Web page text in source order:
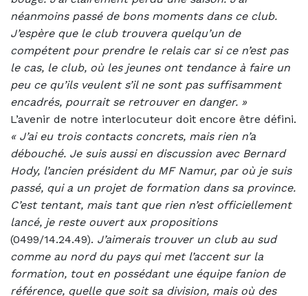
néanmoins passé de bons moments dans ce club.
J’espère que le club trouvera quelqu’un de
compétent pour prendre le relais car si ce n’est pas
le cas, le club, où les jeunes ont tendance à faire un
peu ce qu’ils veulent s’il ne sont pas suffisamment
encadrés, pourrait se retrouver en danger. »
L’avenir de notre interlocuteur doit encore être défini.
« J’ai eu trois contacts concrets, mais rien n’a
débouché. Je suis aussi en discussion avec Bernard
Hody, l’ancien président du MF Namur, par où je suis
passé, qui a un projet de formation dans sa province.
C’est tentant, mais tant que rien n’est officiellement
lancé, je reste ouvert aux propositions
(0499/14.24.49). J’aimerais trouver un club au sud
comme au nord du pays qui met l’accent sur la
formation, tout en possédant une équipe fanion de
référence, quelle que soit sa division, mais où des